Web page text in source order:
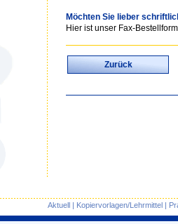
Möchten Sie lieber
Hier ist unser Fax-
Zurück
Aktuell | Kopiervorlagen/Lehrmittel |